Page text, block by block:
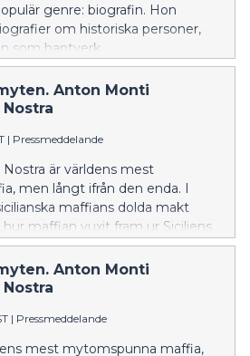
genre: biografin. Hon
om historiska personer,
som hantverk.
Anton Monti
| Pressmeddelande
Nostra är världens mest
men långt ifrån den enda. I
maffians dolda makt
maffian vuxit fram ur Siciliens
med starka band till
Anton Monti
| Pressmeddelande
mest mytomspunna maffia,